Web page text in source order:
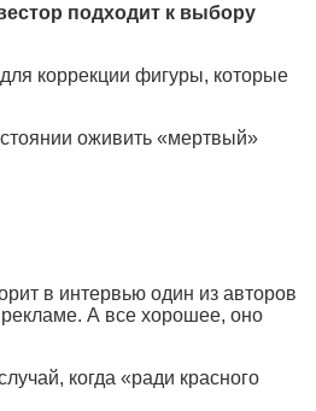
подходит к выбору
коррекции фигуры, которые
оживить «мертвый»
в интервью один из авторов
А все хорошее, оно
когда «ради красного